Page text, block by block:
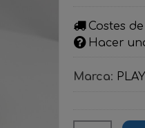
Costes
Hacer
Marca: